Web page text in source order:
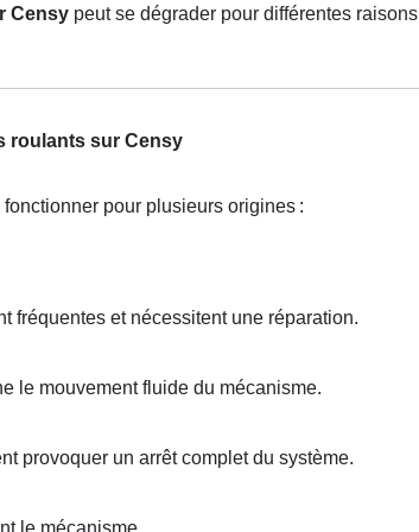
Censy peut se dégrader pour différentes
roulants sur Censy
pour plusieurs origines :
fréquentes et nécessitent une réparation.
le mouvement fluide du mécanisme.
provoquer un arrêt complet du système.